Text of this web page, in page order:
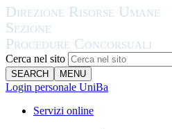
Cerca nel sito
SEARCH MENU
Login personale UniBa
Servizi online